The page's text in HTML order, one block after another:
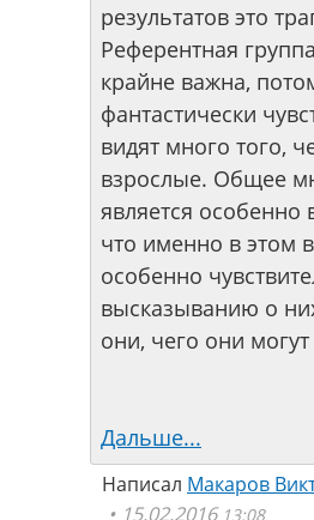
результатов это
Референтная
крайне важна,
фантастически
видят много того,
взрослые. Общее
является
что именно в этом
особенно
высказыванию о
они, чего они
Дальше...
Написал Макаров
15.02.2016 13:08